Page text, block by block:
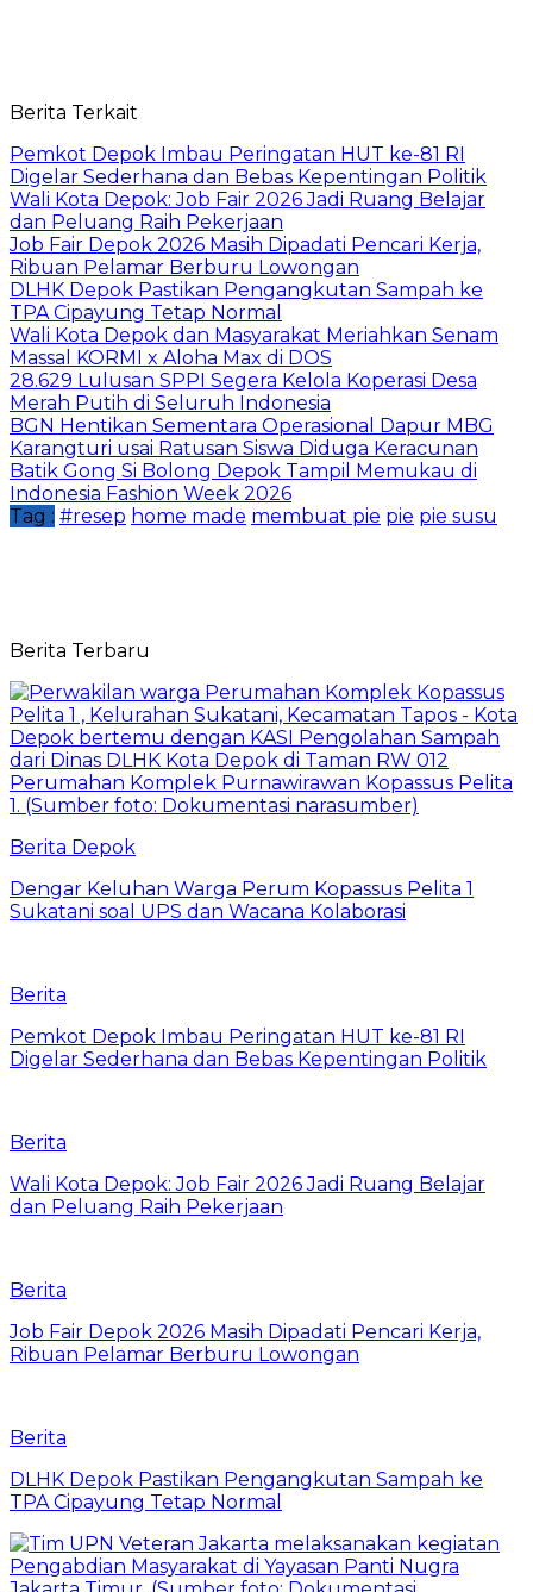
Berita Terkait
Pemkot Depok Imbau Peringatan HUT ke-81 RI
Digelar Sederhana dan Bebas Kepentingan Politik
Wali Kota Depok: Job Fair 2026 Jadi Ruang Belajar
dan Peluang Raih Pekerjaan
Job Fair Depok 2026 Masih Dipadati Pencari Kerja,
Ribuan Pelamar Berburu Lowongan
DLHK Depok Pastikan Pengangkutan Sampah ke
TPA Cipayung Tetap Normal
Wali Kota Depok dan Masyarakat Meriahkan Senam
Massal KORMI x Aloha Max di DOS
28.629 Lulusan SPPI Segera Kelola Koperasi Desa
Merah Putih di Seluruh Indonesia
BGN Hentikan Sementara Operasional Dapur MBG
Karangturi usai Ratusan Siswa Diduga Keracunan
Batik Gong Si Bolong Depok Tampil Memukau di
Indonesia Fashion Week 2026
Tag : #resep home made membuat pie pie pie susu
Berita Terbaru
Berita Depok
Dengar Keluhan Warga Perum Kopassus Pelita 1
Sukatani soal UPS dan Wacana Kolaborasi
Berita
Pemkot Depok Imbau Peringatan HUT ke-81 RI
Digelar Sederhana dan Bebas Kepentingan Politik
Berita
Wali Kota Depok: Job Fair 2026 Jadi Ruang Belajar
dan Peluang Raih Pekerjaan
Berita
Job Fair Depok 2026 Masih Dipadati Pencari Kerja,
Ribuan Pelamar Berburu Lowongan
Berita
DLHK Depok Pastikan Pengangkutan Sampah ke
TPA Cipayung Tetap Normal